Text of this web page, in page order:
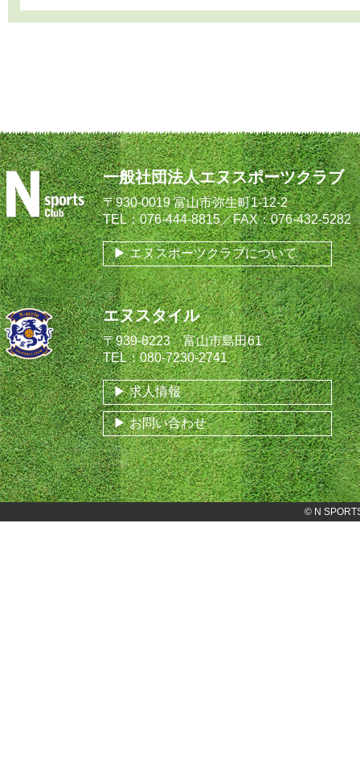
一般社団法人エヌスポーツクラブ
〒930-0019 富山市弥生町1-12-2
TEL：076-444-8815／FAX：076-432-5282
エヌスポーツクラブについて
エヌスタイル
〒939-8223 富山市島田61
TEL：080-7230-2741
求人情報
お問い合わせ
© N